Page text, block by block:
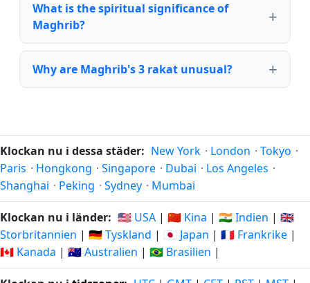
What is the spiritual significance of
Maghrib?
Why are Maghrib's 3 rakat unusual?
Klockan nu i dessa städer: New York · London · Tokyo ·
Paris · Hongkong · Singapore · Dubai · Los Angeles ·
Shanghai · Peking · Sydney · Mumbai
Klockan nu i länder: 🇺🇸 USA | 🇨🇳 Kina | 🇮🇳 Indien | 🇬🇧
Storbritannien | 🇩🇪 Tyskland | 🇯🇵 Japan | 🇫🇷 Frankrike |
🇨🇦 Kanada | 🇦🇺 Australien | 🇧🇷 Brasilien |